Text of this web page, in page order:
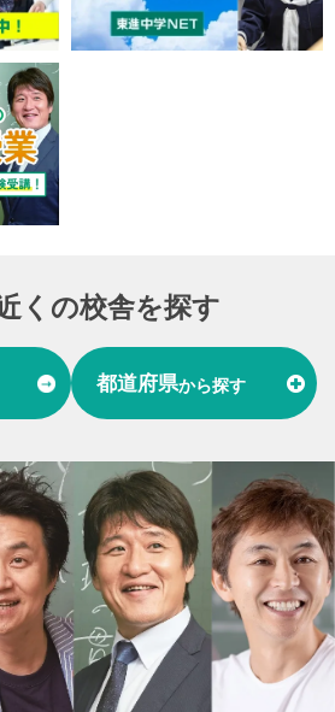
くの校舎を探す
都道府県から探す
東海 愛知県 岐阜県
関西 大阪府 兵庫県
中国 山口県
九州 福岡県 熊本県 長崎県